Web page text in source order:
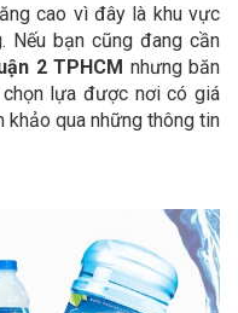
cao vì đây là khu vực
Nếu bạn cũng đang cần
2 TPHCM nhưng băn
lựa được nơi có giá
khảo qua những thông tin